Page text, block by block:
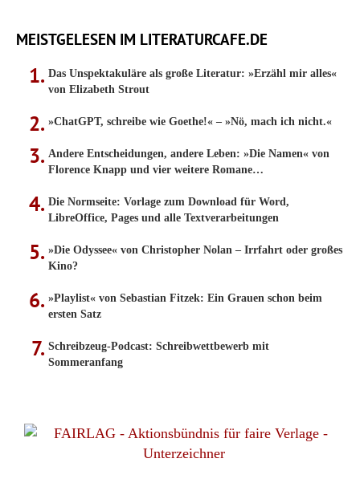
MEISTGELESEN IM LITERATURCAFE.DE
Das Unspektakuläre als große Literatur: »Erzähl mir alles«
von Elizabeth Strout
»ChatGPT, schreibe wie Goethe!« – »Nö, mach ich nicht.«
Andere Entscheidungen, andere Leben: »Die Namen« von
Florence Knapp und vier weitere Romane…
Die Normseite: Vorlage zum Download für Word,
LibreOffice, Pages und alle Textverarbeitungen
»Die Odyssee« von Christopher Nolan – Irrfahrt oder großes
Kino?
»Playlist« von Sebastian Fitzek: Ein Grauen schon beim
ersten Satz
Schreibzeug-Podcast: Schreibwettbewerb mit
Sommeranfang